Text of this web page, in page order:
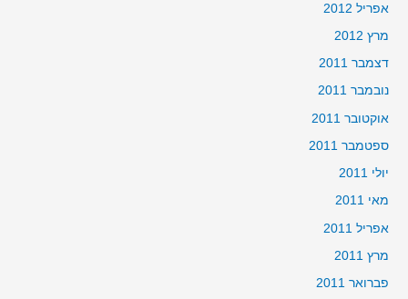
אפריל 2012
מרץ 2012
דצמבר 2011
נובמבר 2011
אוקטובר 2011
ספטמבר 2011
יולי 2011
מאי 2011
אפריל 2011
מרץ 2011
פברואר 2011